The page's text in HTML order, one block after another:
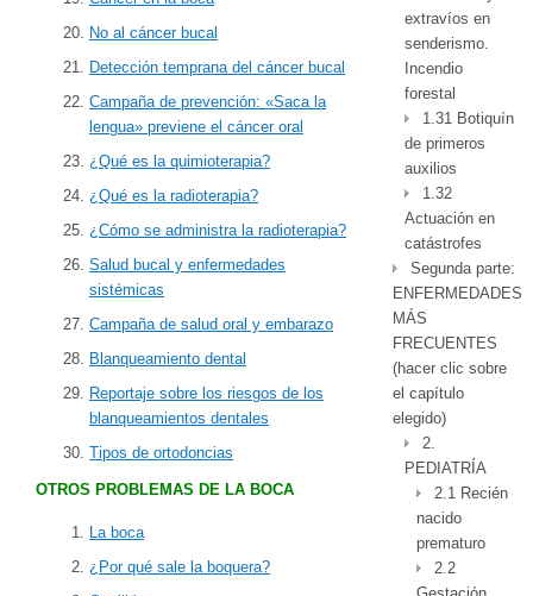
No al cáncer bucal
Detección temprana del cáncer bucal
Campaña de prevención: «Saca la
lengua» previene el cáncer oral
¿Qué es la quimioterapia?
¿Qué es la radioterapia?
¿Cómo se administra la radioterapia?
Salud bucal y enfermedades
sistémicas
Campaña de salud oral y embarazo
Blanqueamiento dental
Reportaje sobre los riesgos de los
blanqueamientos dentales
Tipos de ortodoncias
OTROS PROBLEMAS DE LA BOCA
La boca
¿Por qué sale la boquera?
extravíos en
senderismo.
Incendio
forestal
1.31 Botiquín
de primeros
auxilios
1.32
Actuación en
catástrofes
Segunda parte:
ENFERMEDADES
MÁS
FRECUENTES
(hacer clic sobre
el capítulo
elegido)
2.
PEDIATRÍA
2.1 Recién
nacido
prematuro
2.2
Gestación